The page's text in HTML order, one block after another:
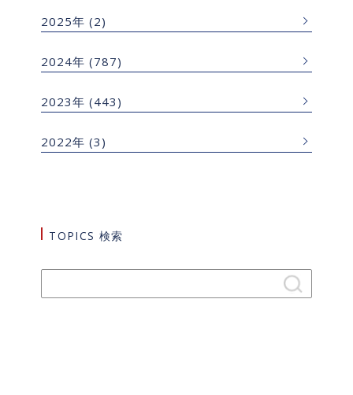
2025年 (2)
2024年 (787)
2023年 (443)
2022年 (3)
TOPICS 検索